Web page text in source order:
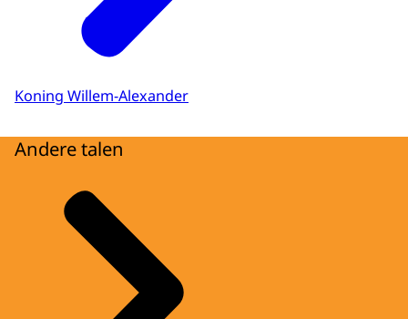
Koning Willem-Alexander
Andere talen